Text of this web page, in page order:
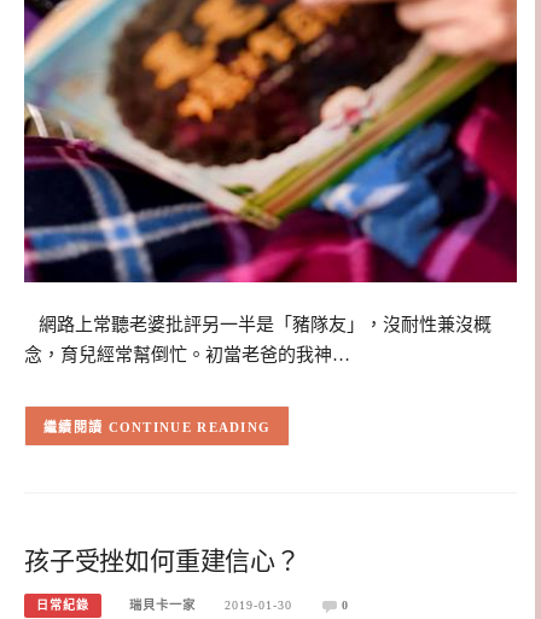
網路上常聽老婆批評另一半是「豬隊友」，沒耐性兼沒概
念，育兒經常幫倒忙。初當老爸的我神…
CONTINUE READING
孩子受挫如何重建信心？
日常紀錄 瑞貝卡一家 2019-01-30 0